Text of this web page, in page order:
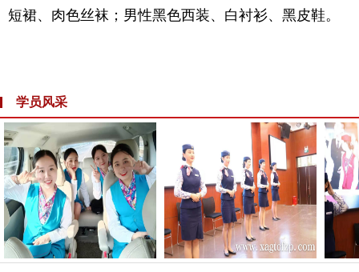
短裙、肉色丝袜；男性黑色西装、白衬衫、黑皮鞋。
学员风采